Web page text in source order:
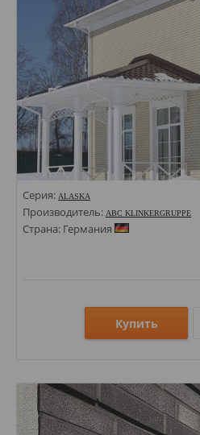
Серия: ALASKA
Производитель: ABC KLINKERGRUPPE
Страна: Германия
Купить
Стили: Под кирпич;
Цвета: